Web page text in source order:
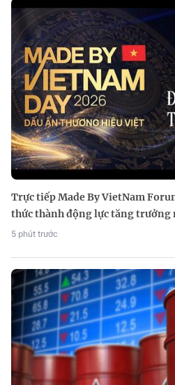
Trực tiếp Made By VietNam
thức thành động lực tăng trưởng
5 phút trước